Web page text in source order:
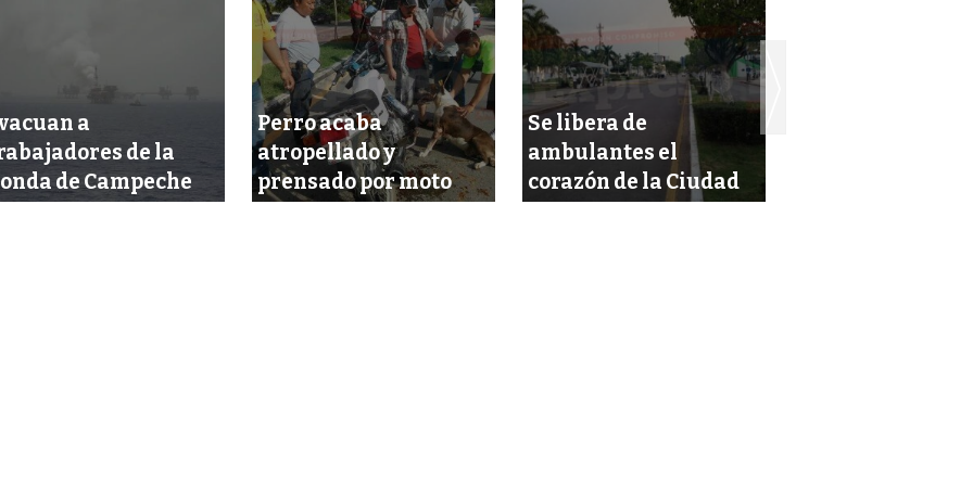
a
de la
de Campeche
Perro acaba
atropellado y
prensado por moto
Se libera de
ambulantes el
corazón de la Ciudad